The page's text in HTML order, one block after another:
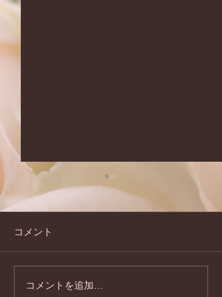
夏のキャンペーンのお知
コメント
コメントを追加…